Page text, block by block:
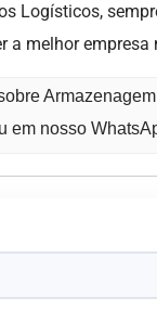
Logísticos,
melhor empresa
em nosso